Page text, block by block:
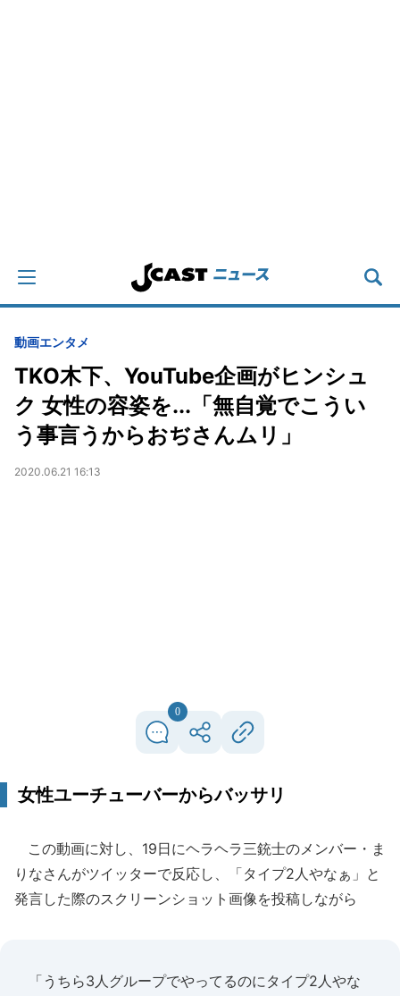
動画エンタメ
TKO木下、YouTube企画がヒンシュ
ク 女性の容姿を...「無自覚でこうい
う事言うからおぢさんムリ」
2020.06.21 16:13
0
女性ユーチューバーからバッサリ
この動画に対し、19日にヘラヘラ三銃士のメンバー・ま
りなさんがツイッターで反応し、「タイプ2人やなぁ」と
発言した際のスクリーンショット画像を投稿しながら
「うちら3人グループでやってるのにタイプ2人やな